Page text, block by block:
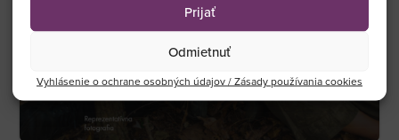
Prijať
Odmietnuť
Vyhlásenie o ochrane osobných údajov / Zásady používania cookies